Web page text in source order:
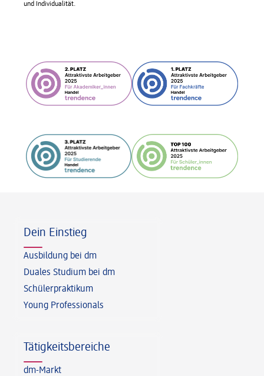
und Individualität.
Dein Einstieg
Ausbildung bei dm
Duales Studium bei dm
Schülerpraktikum
Young Professionals
Tätigkeitsbereiche
dm-Markt